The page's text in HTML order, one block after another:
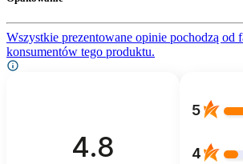
Wszystkie prezentowane opinie pochodzą od
konsumentów tego produktu.
4.8
5
4